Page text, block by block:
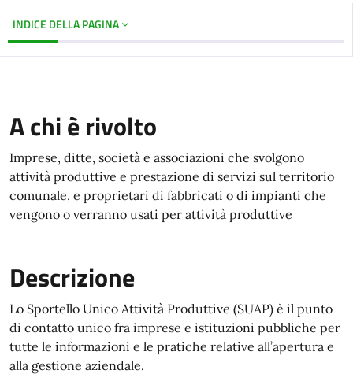
INDICE DELLA PAGINA
A chi è rivolto
Imprese, ditte, società e associazioni che svolgono
attività produttive e prestazione di servizi sul territorio
comunale, e proprietari di fabbricati o di impianti che
vengono o verranno usati per attività produttive
Descrizione
Lo Sportello Unico Attività Produttive (SUAP) è il punto
di contatto unico fra imprese e istituzioni pubbliche per
tutte le informazioni e le pratiche relative all’apertura e
alla gestione aziendale.